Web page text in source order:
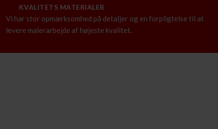
KVALITETS MATERIALER
Vi har stor opmærksomhed på detaljer og en forpligtelse til at
levere malerarbejde af højeste kvalitet.​